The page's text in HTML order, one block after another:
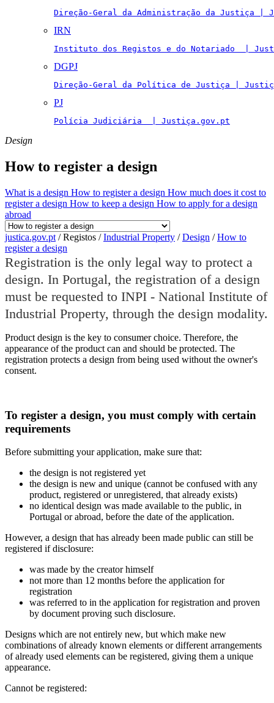
Direção-Geral da Administração da Justiça |
IRN
Instituto dos Registos e do Notariado  |
DGPJ
Direção-Geral da Política de Justiça |
PJ
Polícia Judiciária  | Justiça.gov.pt
Design
How to register a design
What is a design How to register a design How much does it cost to
register a design How to keep a design How to apply for a design
abroad
justica.gov.pt /Registos /Industrial Property /Design /How to
register a design
Registration is the only legal way to protect a
design. In Portugal, the registration of a design
must be requested to INPI - National Institute of
Industrial Property, through the design modality.
Product design is the key to consumer choice. Therefore, the
appearance of the product can and should be protected. The
registration protects a design from being used without the owner's
consent.
To register a design, you must comply with certain
requirements
Before submitting your application, make sure that:
the design is not registered yet
the design is new and unique (cannot be confused with any
product, registered or unregistered, that already exists)
no identical design was made available to the public, in
Portugal or abroad, before the date of the application.
However, a design that has already been made public can still be
registered if disclosure:
was made by the creator himself
not more than 12 months before the application for
registration
was referred to in the application for registration and proven
by document proving such disclosure.
Designs which are not entirely new, but which make new
combinations of already known elements or different arrangements
of already used elements can be registered, giving them a unique
appearance.
Cannot be registered: